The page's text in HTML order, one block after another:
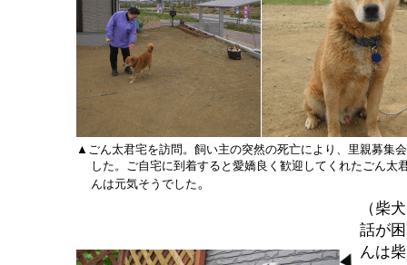
▲ごん太君宅を訪問。飼い主の突然の死亡により、里親募集
した。ご自宅に到着すると愛嬌良く歓迎してくれたごん太
んは元気そうでした 。
（柴
話が
んは